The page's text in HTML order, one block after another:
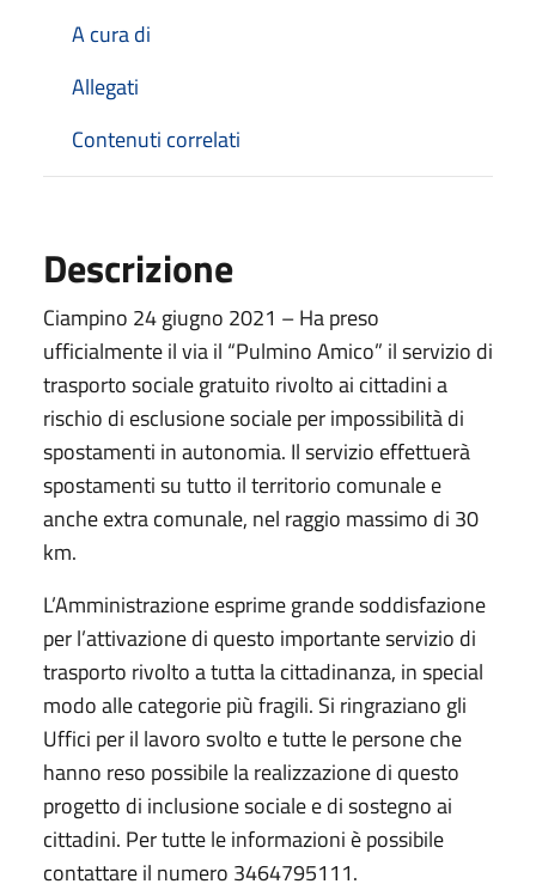
A cura di
Allegati
Contenuti correlati
Descrizione
Ciampino 24 giugno 2021 – Ha preso
ufficialmente il via il “Pulmino Amico” il servizio di
trasporto sociale gratuito rivolto ai cittadini a
rischio di esclusione sociale per impossibilità di
spostamenti in autonomia. Il servizio effettuerà
spostamenti su tutto il territorio comunale e
anche extra comunale, nel raggio massimo di 30
km.
L’Amministrazione esprime grande soddisfazione
per l’attivazione di questo importante servizio di
trasporto rivolto a tutta la cittadinanza, in special
modo alle categorie più fragili. Si ringraziano gli
Uffici per il lavoro svolto e tutte le persone che
hanno reso possibile la realizzazione di questo
progetto di inclusione sociale e di sostegno ai
cittadini. Per tutte le informazioni è possibile
contattare il numero 3464795111.